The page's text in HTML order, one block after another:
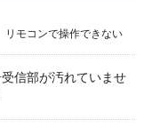
リモコンで操作できない
信部が汚れていませ